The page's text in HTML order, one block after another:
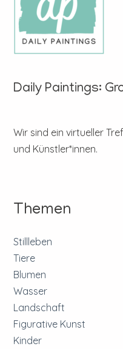
Daily Paintings:
Wir sind ein virtueller
und Künstler*innen.
Themen
Stillleben
Tiere
Blumen
Wasser
Landschaft
Figurative Kunst
Kinder